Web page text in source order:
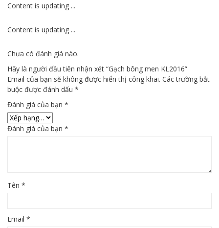
Content is updating ...
Content is updating ...
Chưa có đánh giá nào.
Hãy là người đầu tiên nhận xét “Gạch bông men KL2016”
Email của bạn sẽ không được hiển thị công khai. Các trường bắt
buộc được đánh dấu *
Đánh giá của bạn *
Đánh giá của bạn *
Tên *
Email *